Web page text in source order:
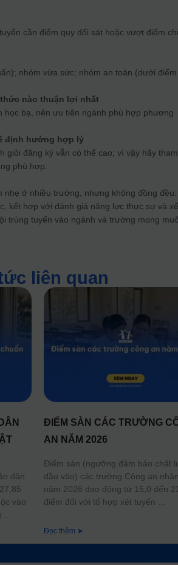
cần điểm quy đổi sát hoặc vượt điểm
nhóm vừa sức; nhóm an toàn (dưới điểm
nào thuận lợi nhất
học bạ, nên ưu tiên ngành phù hợp phương
định hướng hợp lý
giỏi đăng ký vẫn có thể cao; vì vậy hãy tham
phù hợp.
nhẹ ở nhiều trường, nhưng không đồng đều.
kết hợp với đánh giá năng lực thực sự và
trúng tuyển vào ngành và trường mong
liên quan
dân
vào
ĐIỂM SÀN CÁC TRƯỜNG
AN NĂM 2026
Điểm sàn (ngưỡng đảm bảo chất
đầu vào) các trường Công an
năm 2026 dao động từ 15,0 đến
điểm đối với tổ hợp xét tuyển
Đọc thêm ➤